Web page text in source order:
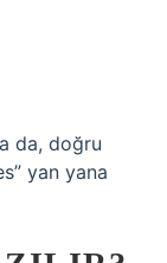
da, doğru
yan yana